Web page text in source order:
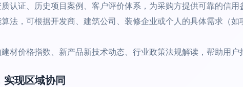
质认证、历史项目案例、客户评价体系，为采购方提供可靠的信用
法，可根据开发商、建筑公司、装修企业或个人的具体需求（
建材价格指数、新产品新技术动态、行业政策法规解读，帮助用户
现区域协同